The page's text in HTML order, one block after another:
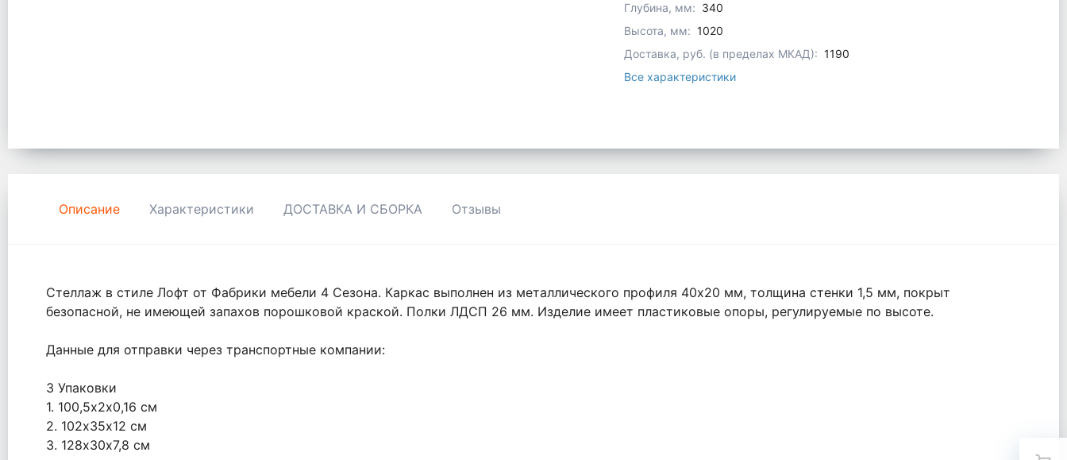
Глубина, мм: 340
Высота, мм: 1020
Доставка, руб. (в пределах МКАД): 1190
Все характеристики
Описание Характеристики ДОСТАВКА И СБОРКА Отзывы
Стеллаж в стиле Лофт от Фабрики мебели 4 Сезона. Каркас выполнен из металлического профиля 40х20 мм, толщина стенки 1,5 мм, покрыт
безопасной, не имеющей запахов порошковой краской. Полки ЛДСП 26 мм. Изделие имеет пластиковые опоры, регулируемые по высоте.
Данные для отправки через транспортные компании:
3 Упаковки
1. 100,5х2х0,16 см
2. 102х35х12 см
3. 128х30х7,8 см